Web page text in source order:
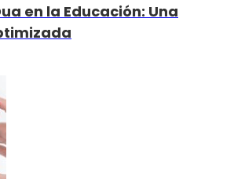
en la Educación: Una